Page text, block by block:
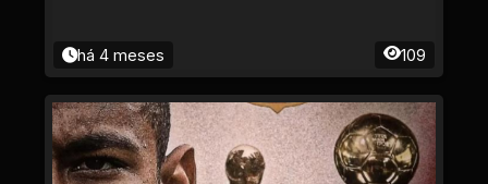
há 4 meses 109